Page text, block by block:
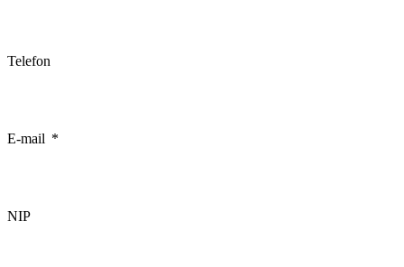
Telefon
E-mail
NIP